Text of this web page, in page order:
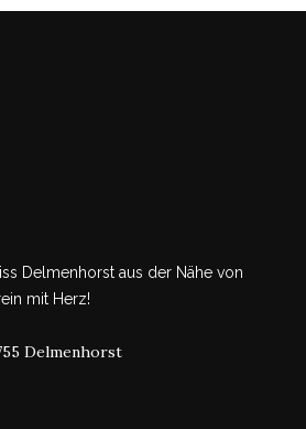
Delmenhorst aus der Nähe von
mit Herz!
Delmenhorst